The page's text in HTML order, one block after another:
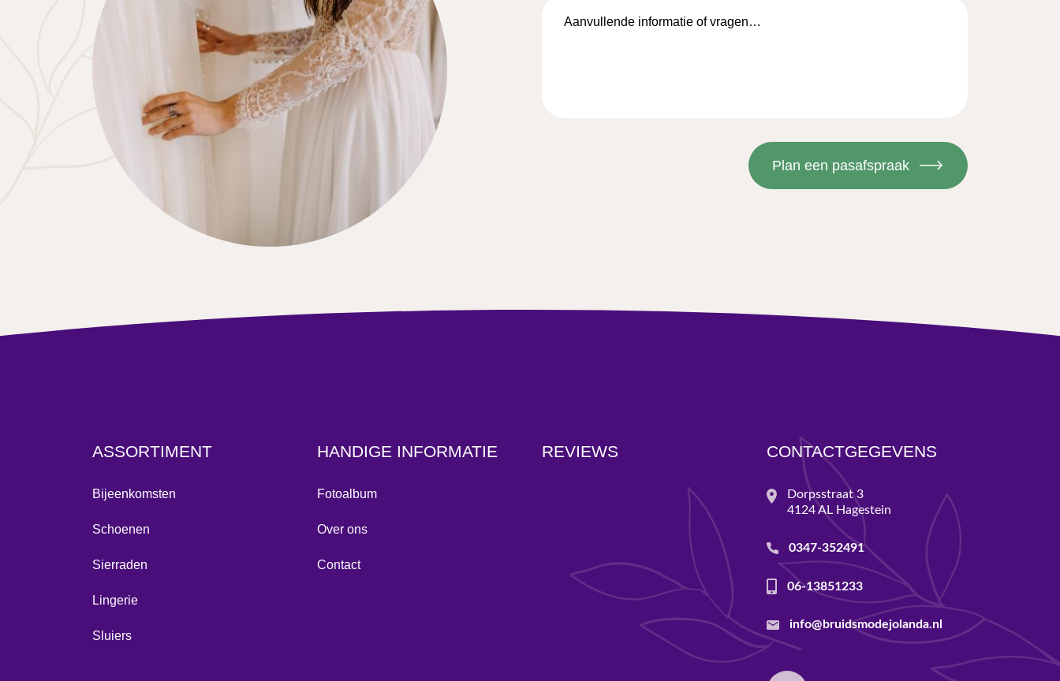
informatie
ASSORTIMENT
Bijeenkomsten
Schoenen
Sierraden
Lingerie
Sluiers
HANDIGE INFORMATIE
Fotoalbum
Over ons
Contact
REVIEWS CONTACTGEGEVENS
Dorpsstraat 3
4124 AL Hagestein
0347-352491
06-13851233
info@bruidsmodejolanda.nl